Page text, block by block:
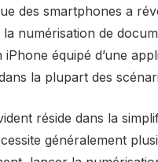
des smartphones a
numérisation de
équipé d’une
la plupart des
réside dans la
généralement